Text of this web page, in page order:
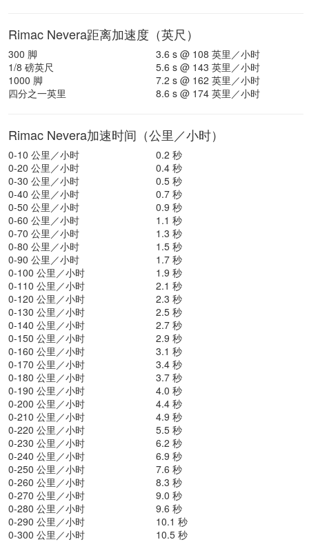
Rimac Nevera距离加速度（英尺）
300 脚
3.6 s @ 108 英里／小时
1/8 磅英尺
5.6 s @ 143 英里／小时
1000 脚
7.2 s @ 162 英里／小时
四分之一英里
8.6 s @ 174 英里／小时
Rimac Nevera加速时间（公里／小时）
0-10 公里／小时
0.2 秒
0-20 公里／小时
0.4 秒
0-30 公里／小时
0.5 秒
0-40 公里／小时
0.7 秒
0-50 公里／小时
0.9 秒
0-60 公里／小时
1.1 秒
0-70 公里／小时
1.3 秒
0-80 公里／小时
1.5 秒
0-90 公里／小时
1.7 秒
0-100 公里／小时
1.9 秒
0-110 公里／小时
2.1 秒
0-120 公里／小时
2.3 秒
0-130 公里／小时
2.5 秒
0-140 公里／小时
2.7 秒
0-150 公里／小时
2.9 秒
0-160 公里／小时
3.1 秒
0-170 公里／小时
3.4 秒
0-180 公里／小时
3.7 秒
0-190 公里／小时
4.0 秒
0-200 公里／小时
4.4 秒
0-210 公里／小时
4.9 秒
0-220 公里／小时
5.5 秒
0-230 公里／小时
6.2 秒
0-240 公里／小时
6.9 秒
0-250 公里／小时
7.6 秒
0-260 公里／小时
8.3 秒
0-270 公里／小时
9.0 秒
0-280 公里／小时
9.6 秒
0-290 公里／小时
10.1 秒
0-300 公里／小时
10.5 秒